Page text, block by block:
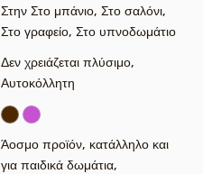
Στην Στο μπάνιο, Στο σαλόνι,
Στο γραφείο, Στο υπνοδωμάτιο
Δεν χρειάζεται πλύσιμο,
Αυτοκόλλητη
Άοσμο προϊόν, κατάλληλο και
για παιδικά δωμάτια,